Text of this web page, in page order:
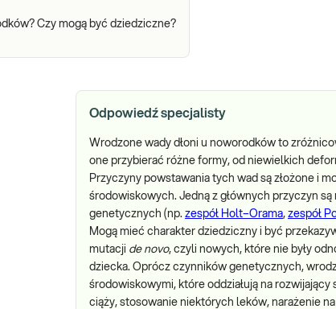
Czy mogą być dziedziczne?
Odpowiedź specjalisty
Wrodzone wady dłoni u noworodków to
one przybierać różne formy, od niewielkich
Przyczyny powstawania tych wad są złożone i
środowiskowych. Jedną z głównych przyczyn
genetycznych (np. zespół Holt–Orama, zespół
Mogą mieć charakter dziedziczny i być
mutacji de novo, czyli nowych, które nie były
dziecka. Oprócz czynników genetycznych,
środowiskowymi, które oddziałują na
ciąży, stosowanie niektórych leków, narażenie